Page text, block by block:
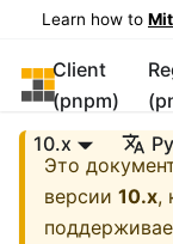
Learn how to
pnpm
Client
(pnpm)
10.x
Это
версии 10.x,